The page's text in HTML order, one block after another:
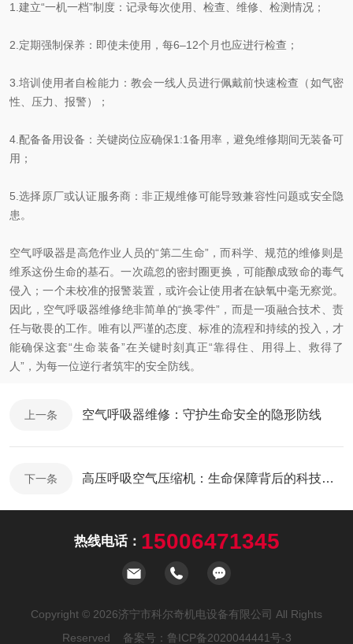
1.建立“一机一档”制度：记录每次使用、检查、维修、检测情况；
2.定期强制保养：即使未使用，每6–12个月也应进行检查；
3.培训使用者自检能力：教会一线人员进行佩戴前快速检查（如气密
性、压力、报警）；
4.配备备用设备：关键岗位应确保1:1备用率，避免维修期间无装备可
用；
5.选择原厂或认证服务商：非正规维修可能导致兼容性问题或安全隐
患。
空气呼吸器是高危作业人员的“第二生命”，而科学、规范的维修则是
维系这份生命的基石。一次疏忽的密封圈更换，可能酿成致命的毒气
侵入；一个未校准的报警装置，或许会让使用者在缺氧中毫无察觉。
因此，空气呼吸器维修绝非简单的“换零件”，而是一项融合技术、责
任与敬畏的工作。唯有以严谨的态度、标准的流程和持续的投入，才
能确保这套“生命装备”在关键时刻真正“靠得住、用得上、救得了
人”，为每一位逆行者筑牢的安全防线。
上一条 空气呼吸器维修：守护生命安全的隐形防线
下一条 高压呼吸空气压缩机：生命保障背后的科技力量
热线电话： 15006471345
Copyright © 2026济宁市科尔奇机电设备有限公司 All Rights
Reserved 备案号： 鲁ICP备2020044441号-3